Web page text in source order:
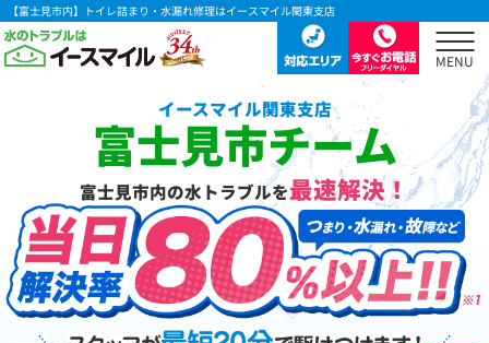
【富士見市内】トイレ詰まり・水漏れ修理はイースマイル関東支店
イースマイル関東支店
富士見市チーム
富士見市内の水トラブルを最速解決！